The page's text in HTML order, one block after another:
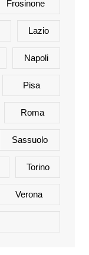
Frosinone
Lazio
Napoli
Pisa
Roma
Sassuolo
Torino
Verona